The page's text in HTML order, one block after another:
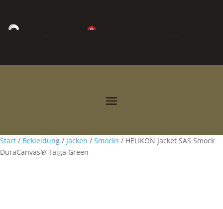
0
Start / Bekleidung / Jacken / Smocks / HELIKON Jacket SAS Smock
DuraCanvas® Taiga Green